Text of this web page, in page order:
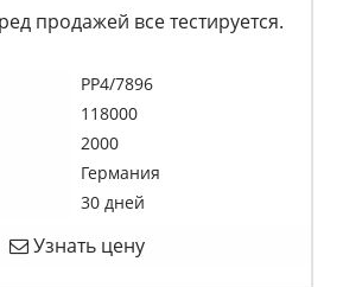
продажей все тестируется.
PP4/7896
118000
2000
Германия
30 дней
Узнать цену